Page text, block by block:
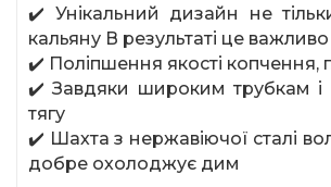
✔️ Унікальний дизайн не
кальяну В результаті це важливо
✔️ Поліпшення якості копчення,
✔️ Завдяки широким трубкам і
тягу
✔️ Шахта з нержавіючої сталі
добре охолоджує дим